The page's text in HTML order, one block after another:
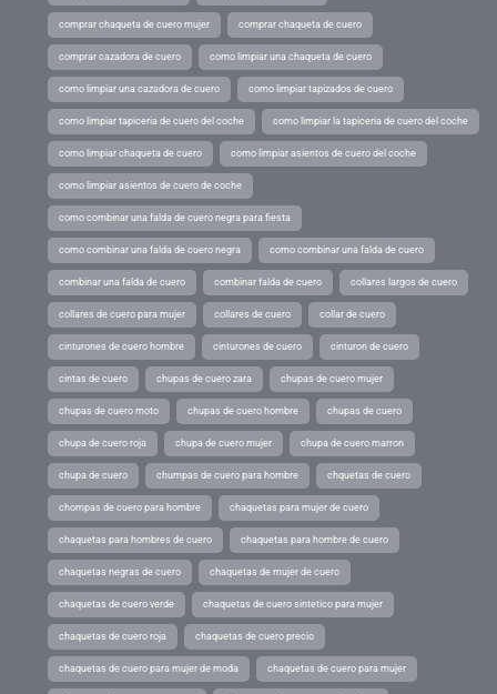
comprar chaqueta de cuero mujer comprar chaqueta de cuero
comprar cazadora de cuero como limpiar una chaqueta de cuero
como limpiar una cazadora de cuero como limpiar tapizados de cuero
como limpiar tapiceria de cuero del coche como limpiar la tapiceria de cuero del coche
como limpiar chaqueta de cuero como limpiar asientos de cuero del coche
como limpiar asientos de cuero de coche
como combinar una falda de cuero negra para fiesta
como combinar una falda de cuero negra como combinar una falda de cuero
combinar una falda de cuero combinar falda de cuero collares largos de cuero
collares de cuero para mujer collares de cuero collar de cuero
cinturones de cuero hombre cinturones de cuero cinturon de cuero
cintas de cuero chupas de cuero zara chupas de cuero mujer
chupas de cuero moto chupas de cuero hombre chupas de cuero
chupa de cuero roja chupa de cuero mujer chupa de cuero marron
chupa de cuero chumpas de cuero para hombre chquetas de cuero
chompas de cuero para hombre chaquetas para mujer de cuero
chaquetas para hombres de cuero chaquetas para hombre de cuero
chaquetas negras de cuero chaquetas de mujer de cuero
chaquetas de cuero verde chaquetas de cuero sintetico para mujer
chaquetas de cuero roja chaquetas de cuero precio
chaquetas de cuero para mujer de moda chaquetas de cuero para mujer